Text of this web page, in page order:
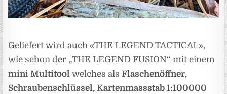
Geliefert wird auch «THE LEGEND TACTICAL»,
wie schon der „THE LEGEND FUSION“ mit einem
mini Multitool welches alsFlaschenöffner,
Schraubenschlüssel, Kartenmassstab 1:100000